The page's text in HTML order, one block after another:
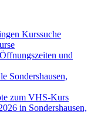
Kurssuche
und
Sondershausen,
zum VHS-Kurs
in Sondershausen,